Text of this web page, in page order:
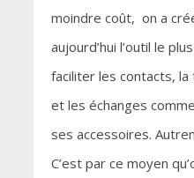
moindre coût, on a
aujourd’hui l’outil le
faciliter les contacts,
et les échanges
ses accessoires.
C’est par ce moyen